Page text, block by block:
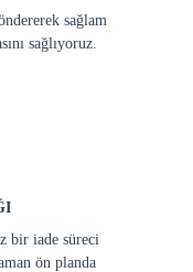
sağlam
sağlıyoruz.
bir iade süreci
ön planda